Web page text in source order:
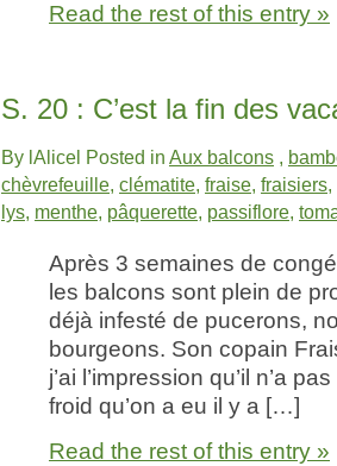
Read the rest of this entry »
S. 20 : C’est la fin des
By lAlicel Posted in Aux balcons ,
chèvrefeuille, clématite, fraise, fraisiers,
lys, menthe, pâquerette, passiflore,
Après 3 semaines de
les balcons sont plein de
déjà infesté de pucerons,
bourgeons. Son copain
j’ai l’impression qu’il n’a
froid qu’on a eu il y a […]
Read the rest of this entry »